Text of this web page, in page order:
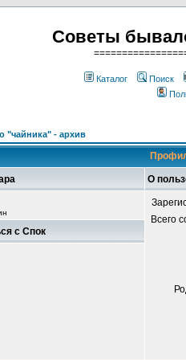
Советы
Каталог
Поиск
"чайника" - архив
О
Всего
с Спок